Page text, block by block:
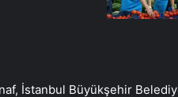
İstanbul Büyükşehir